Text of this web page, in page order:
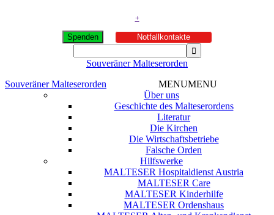
+
Spenden Notfallkontakte
Souveräner Malteserorden
Souveräner Malteserorden
MENUMENU
Über uns
Geschichte des Malteserordens
Literatur
Die Kirchen
Die Wirtschaftsbetriebe
Falsche Orden
Hilfswerke
MALTESER Hospitaldienst Austria
MALTESER Care
MALTESER Kinderhilfe
MALTESER Ordenshaus